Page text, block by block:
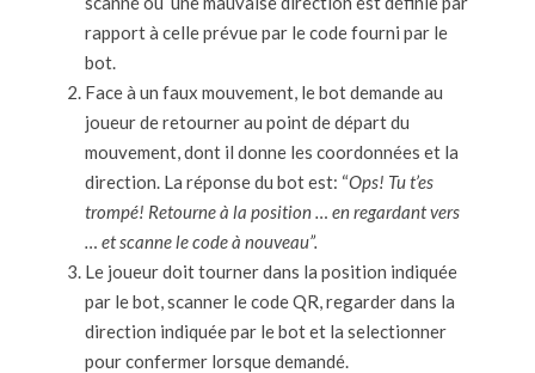
rapport à celle prévue par le code fourni par le
bot.
Face à un faux mouvement, le bot demande au
joueur de retourner au point de départ du
mouvement, dont il donne les coordonnées et la
direction. La réponse du bot est: “Ops! Tu t’es
trompé! Retourne à la position … en regardant vers
… et scanne le code à nouveau”.
Le joueur doit tourner dans la position indiquée
par le bot, scanner le code QR, regarder dans la
direction indiquée par le bot et la selectionner
pour confermer lorsque demandé.